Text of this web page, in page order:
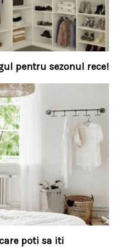
pentru sezonul rece!
poti sa iti